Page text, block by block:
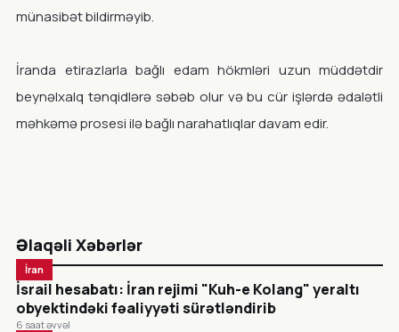
münasibət bildirməyib.
İranda etirazlarla bağlı edam hökmləri uzun müddətdir
beynəlxalq tənqidlərə səbəb olur və bu cür işlərdə ədalətli
məhkəmə prosesi ilə bağlı narahatlıqlar davam edir.
Əlaqəli Xəbərlər
İran
İsrail hesabatı: İran rejimi "Kuh-e Kolang" yeraltı
obyektindəki fəaliyyəti sürətləndirib
6 saat əvvəl